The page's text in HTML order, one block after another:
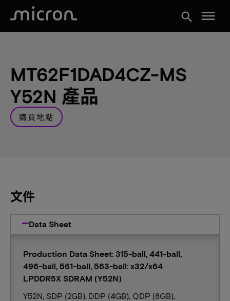
search menu
MT62F1DAD4CZ-MS
Y52N 產品
購買地點
文件
Data Sheet
Production Data Sheet: 315-ball, 441-ball,
496-ball, 561-ball, 563-ball: x32/x64
LPDDR5X SDRAM (Y52N)
Y52N, SDP (2GB), DDP (4GB), QDP (8GB),